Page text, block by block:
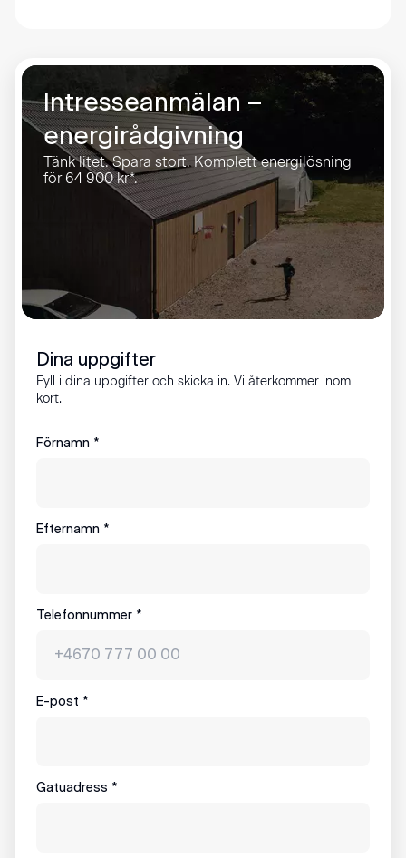
Intresseanmälan –
energirådgivning
Tänk litet. Spara stort. Komplett energilösning
för 64 900 kr*.
Dina uppgifter
Fyll i dina uppgifter och skicka in. Vi återkommer inom
kort.
Förnamn *
Efternamn *
Telefonnummer *
E-post *
Gatuadress *